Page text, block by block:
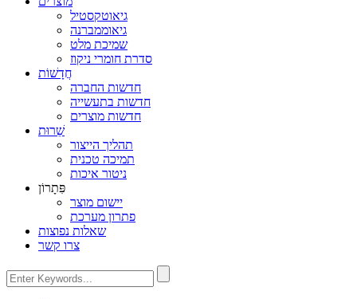
גיאוטקסטיל
גיאוממברנה
שמיכת מלט
סדרת חומרי ניקוז
חֲדָשׁוֹת
חדשות החברה
חדשות בתעשייה
חדשות מוצרים
שֵׁרוּת
תהליך הייצור
תמיכה טכנית
ניטור איכות
פִּתָרוֹן
יישום מוצר
פתרון מערכת
שאלות נפוצות
צרו קשר